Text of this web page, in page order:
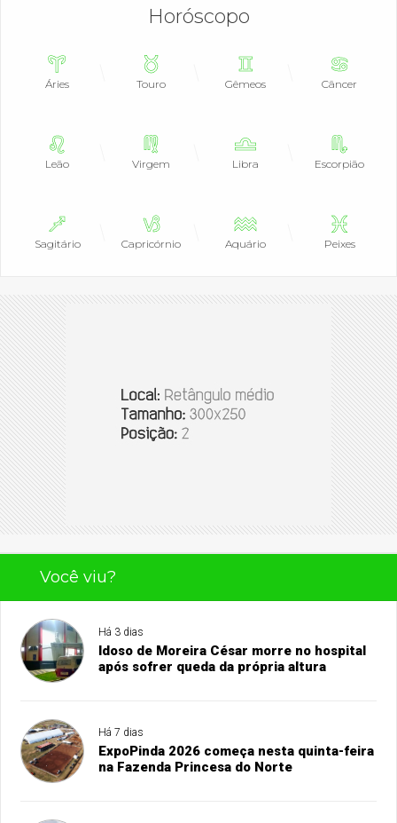
Horóscopo
Áries Touro Gêmeos Câncer
Leão Virgem Libra Escorpião
Sagitário Capricórnio Aquário Peixes
Você viu?
Há 3 dias
Idoso de Moreira César morre no hospital
após sofrer queda da própria altura
Há 7 dias
ExpoPinda 2026 começa nesta quinta-feira
na Fazenda Princesa do Norte